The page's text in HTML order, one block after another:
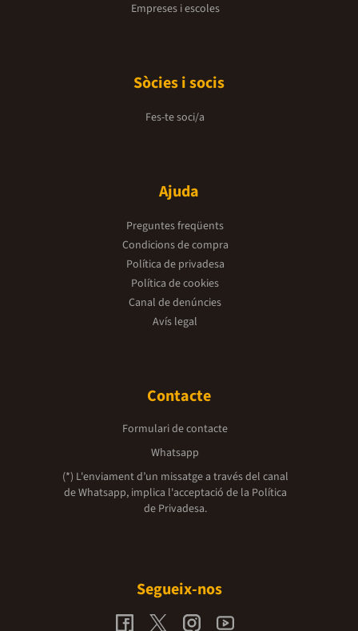
Empreses i escoles
Sòcies i socis
Fes-te soci/a
Ajuda
Preguntes freqüents
Condicions de compra
Política de privadesa
Política de cookies
Canal de denúncies
Avís legal
Contacte
Formulari de contacte
Whatsapp
(*) L'enviament d’un missatge a través del canal
de Whatsapp, implica l'acceptació de la Política
de Privadesa.
Segueix-nos